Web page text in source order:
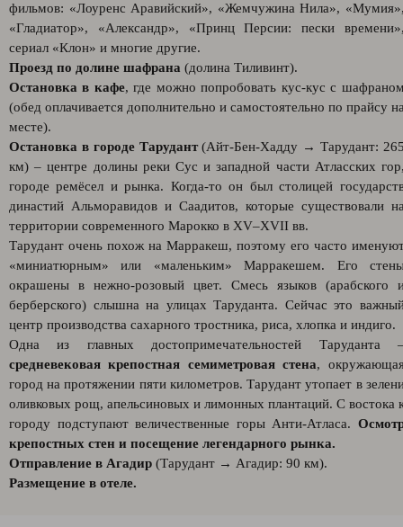
фильмов: «Лоуренс Аравийский», «Жемчужина Нила»,
«Гладиатор», «Александр», «Принц Персии: пески
сериал «Клон» и многие другие.
Проезд по долине шафрана (долина Тиливинт).
Остановка в кафе, где можно попробовать кус-кус с
(обед оплачивается дополнительно и самостоятельно по прайсу
месте).
Остановка в городе Тарудант(Айт-Бен-Хадду → Тарудант:
км) – центре долины реки Сус и западной части Атласских
городе ремёсел и рынка. Когда-то он был столицей
династий Альморавидов и Саадитов, которые существовали
территории современного Марокко в XV–XVII вв.
Тарудант очень похож на Марракеш, поэтому его часто
«миниатюрным» или «маленьким» Марракешем. Его
окрашены в нежно-розовый цвет. Смесь языков (арабского
берберского) слышна на улицах Таруданта. Сейчас это
центр производства сахарного тростника, риса, хлопка и индиго.
Одна из главных достопримечательностей Таруданта
средневековая крепостная семиметровая стена,
город на протяжении пяти километров. Тарудант утопает в
оливковых рощ, апельсиновых и лимонных плантаций. С востока
городу подступают величественные горы Анти-Атласа.
крепостных стен и посещение легендарного рынка.
Отправление в Агадир (Тарудант → Агадир: 90 км).
Размещение в отеле.